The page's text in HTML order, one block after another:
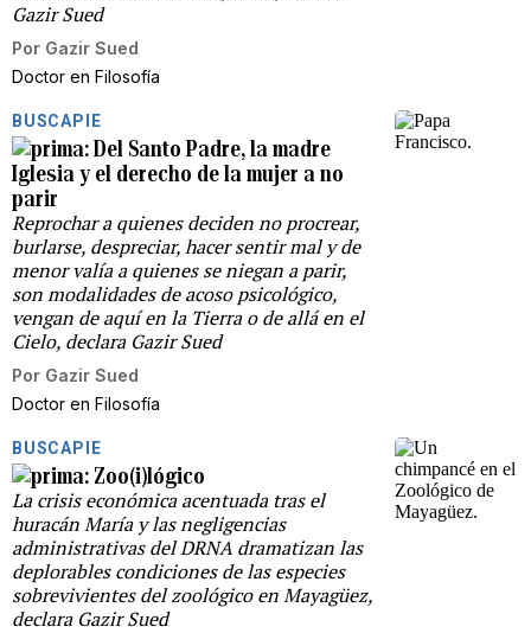
Gazir Sued
Por Gazir Sued
Doctor en Filosofía
BUSCAPIE
Del Santo Padre, la madre
Iglesia y el derecho de la mujer a no
parir
Reprochar a quienes deciden no procrear,
burlarse, despreciar, hacer sentir mal y de
menor valía a quienes se niegan a parir,
son modalidades de acoso psicológico,
vengan de aquí en la Tierra o de allá en el
Cielo, declara Gazir Sued
Por Gazir Sued
Doctor en Filosofía
BUSCAPIE
Zoo(i)lógico
La crisis económica acentuada tras el
huracán María y las negligencias
administrativas del DRNA dramatizan las
deplorables condiciones de las especies
sobrevivientes del zoológico en Mayagüez,
declara Gazir Sued